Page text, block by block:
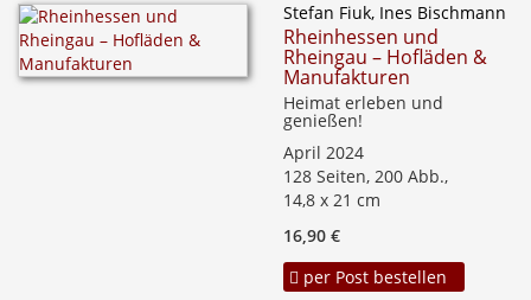
Stefan Fiuk, Ines Bischmann
Rheinhessen und
Rheingau – Hofläden &
Manufakturen
Heimat erleben und
genießen!
April 2024
128 Seiten, 200 Abb.,
14,8 x 21 cm
16,90 €
per Post bestellen